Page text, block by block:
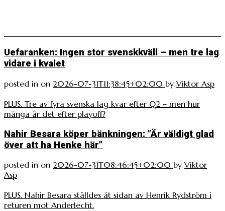
Uefaranken: Ingen stor svenskkväll – men tre lag
vidare i kvalet
posted in on 2026-07-31T11:38:45+02:00 by Viktor Asp
PLUS. Tre av fyra svenska lag kvar efter Q2 – men hur
många är det efter playoff?
Nahir Besara köper bänkningen: ”Är väldigt glad
över att ha Henke här”
posted in on 2026-07-31T08:46:45+02:00 by Viktor
Asp
PLUS. Nahir Besara ställdes åt sidan av Henrik Rydström i
returen mot Anderlecht.